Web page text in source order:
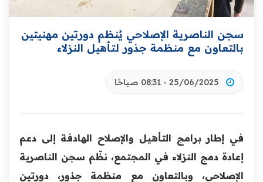
سجن الناصرية الإصلاحي يُنظم دورتين مهنيتين
بالتعاون مع منظمة جذور لتأهيل النزلاء
25/06/2025 - 08:31 صباحًا
في إطار برامج التأهيل والإصلاح الهادفة إلى دعم
إعادة دمج النزلاء في المجتمع، نظّم سجن الناصرية
الإصلاحي، وبالتعاون مع منظمة جذور، دورتين